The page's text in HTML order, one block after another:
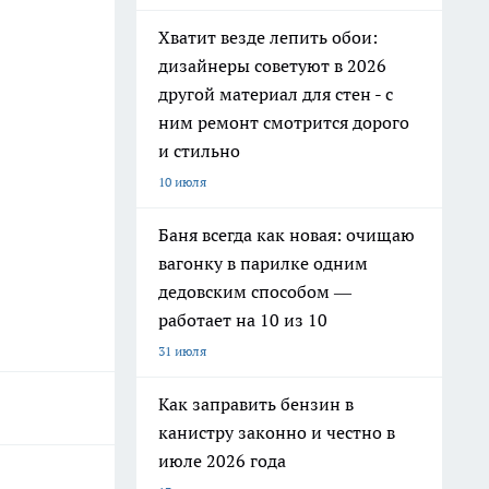
Хватит везде лепить обои:
дизайнеры советуют в 2026
другой материал для стен - с
ним ремонт смотрится дорого
и стильно
10 июля
Баня всегда как новая: очищаю
вагонку в парилке одним
дедовским способом —
работает на 10 из 10
31 июля
Как заправить бензин в
канистру законно и честно в
июле 2026 года